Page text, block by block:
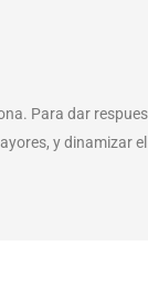
Para dar
y dinamizar